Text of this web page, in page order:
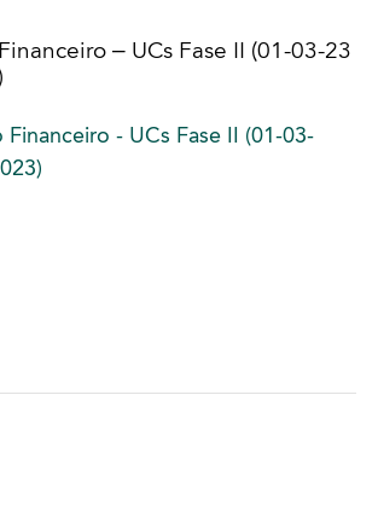
– UCs Fase II (01-03-23
Financeiro - UCs Fase II (01-03-